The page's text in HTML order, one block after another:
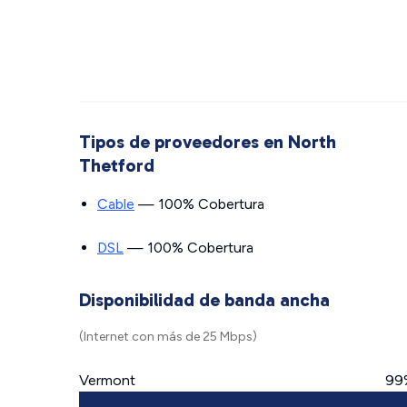
Tipos de proveedores en North
Thetford
Cable — 100% Cobertura
DSL — 100% Cobertura
Disponibilidad de banda ancha
(Internet con más de 25 Mbps)
Vermont